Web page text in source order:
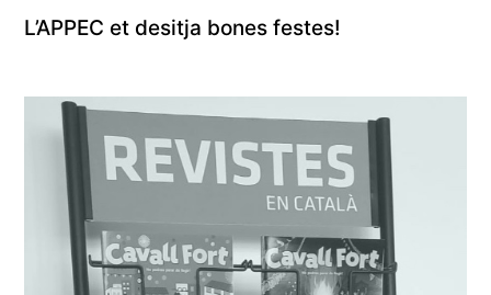
L’APPEC et desitja bones festes!